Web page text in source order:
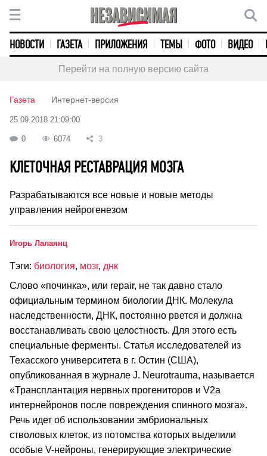
НОВОСТИ ГАЗЕТА ПРИЛОЖЕНИЯ ТЕМЫ ФОТО ВИДЕО
Перейти на полную версию сайта
Газета Интернет-версия
25.09.2018 21:09:00
0 6074 3
КЛЕТОЧНАЯ РЕСТАВРАЦИЯ МОЗГА
Разрабатываются все новые и новые методы
управления нейрогенезом
Игорь Лалаянц
Тэги: биология, мозг, днк
Слово «починка», или repair, не так давно стало
официальным термином биологии ДНК. Молекула
наследственности, ДНК, постоянно рвется и должна
восстанавливать свою целостность. Для этого есть
специальные ферменты. Статья исследователей из
Техасского университета в г. Остин (США),
опубликованная в журнале J. Neurotrauma, называется
«Трансплантация нервных прогениторов и V2а
интернейронов после повреждения спинного мозга».
Речь идет об использовании эмбриональных
стволовых клеток, из потомства которых выделили
особые V-нейроны, генерирующие электрические